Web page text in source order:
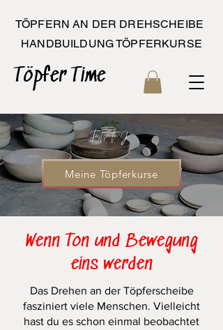
Töpfer Time
HANDBUILDUNG TÖPFERKURSE
TÖPFERN AN DER DREHSCHEIBE
Testseite J
Meine Töpferkurse
Wenn Ton und Bewegung
eins werden
Das Drehen an der Töpferscheibe
fasziniert viele Menschen. Vielleicht
hast du es schon einmal beobachtet